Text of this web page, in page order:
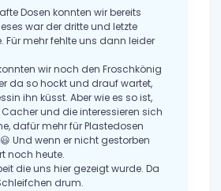
Dosen konnten wir bereits
war der dritte und letzte
Für mehr fehlte uns dann leider
wir noch den Froschkönig
da so hockt und drauf wartet,
ihn küsst. Aber wie es so ist,
und die interessieren sich
dafür mehr für Plastedosen
Und wenn er nicht gestorben
noch heute.
die uns hier gezeigt wurde. Da
drum.